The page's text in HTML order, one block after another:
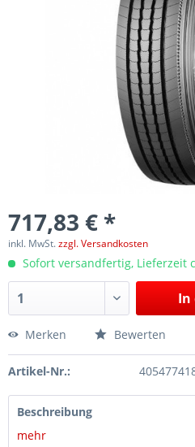
717,83 € *
inkl. MwSt.zzgl. Versandkosten
Sofort versandfertig, Lieferzeit
In
Merken Bewerten
Artikel-Nr.:
Beschreibung
mehr